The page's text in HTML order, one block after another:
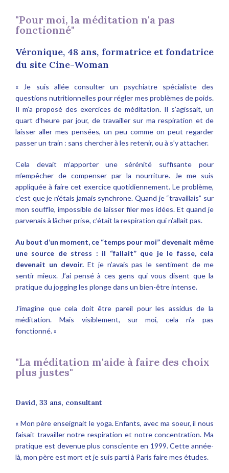
"Pour moi, la méditation n'a pas
fonctionné"
Véronique, 48 ans, formatrice et fondatrice
du site Cine-Woman
« Je suis allée consulter un psychiatre spécialiste des
questions nutritionnelles pour régler mes problèmes de poids.
Il m’a proposé des exercices de méditation. Il s’agissait, un
quart d’heure par jour, de travailler sur ma respiration et de
laisser aller mes pensées, un peu comme on peut regarder
passer un train : sans chercher à les retenir, ou à s’y attacher.
Cela devait m’apporter une sérénité suffisante pour
m’empêcher de compenser par la nourriture. Je me suis
appliquée à faire cet exercice quotidiennement. Le problème,
c’est que je n’étais jamais synchrone. Quand je “travaillais” sur
mon souffle, impossible de laisser filer mes idées. Et quand je
parvenais à lâcher prise, c’était la respiration qui n’allait pas.
Au bout d’un moment, ce “temps pour moi” devenait même
une source de stress : il “fallait” que je le fasse, cela
devenait un devoir.Et je n’avais pas le sentiment de me
sentir mieux. J’ai pensé à ces gens qui vous disent que la
pratique du jogging les plonge dans un bien-être intense.
J’imagine que cela doit être pareil pour les assidus de la
méditation. Mais visiblement, sur moi, cela n’a pas
fonctionné. »
"La méditation m'aide à faire des choix
plus justes"
David, 33 ans, consultant
« Mon père enseignait le yoga. Enfants, avec ma soeur, il nous
faisait travailler notre respiration et notre concentration. Ma
pratique est devenue plus consciente en 1999. Cette année-
là, mon père est mort et je suis parti à Paris faire mes études.